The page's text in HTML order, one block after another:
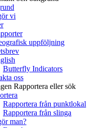
vi
uppföljning
Butterfly Indicators
oss
Rapportera eller sök
Rapportera från punktlokal
Rapportera från slinga
man?